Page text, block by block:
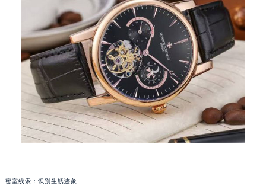
密室线索：识别生锈迹象